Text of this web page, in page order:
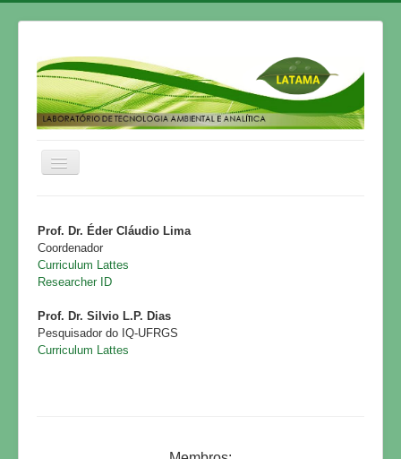
HISTÓRICO
GRUPO DE PESQUISA
ARTIGOS
TESES
Prof. Dr. Éder Cláudio Lima
Coordenador
Curriculum Lattes
Researcher ID
Prof. Dr. Silvio L.P. Dias
Pesquisador do IQ-UFRGS
Curriculum Lattes